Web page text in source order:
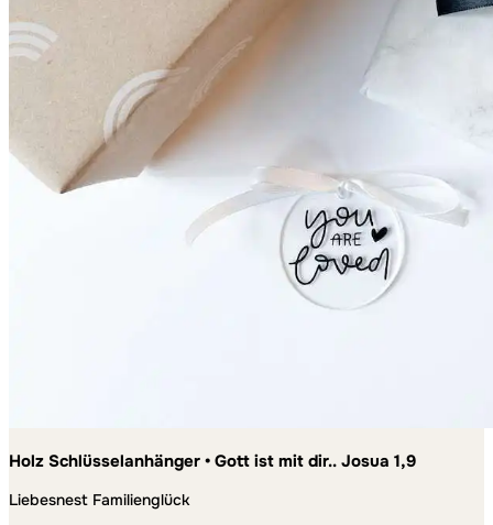
Holz Schlüsselanhänger • Gott ist mit dir.. Josua 1,9
Liebesnest Familienglück